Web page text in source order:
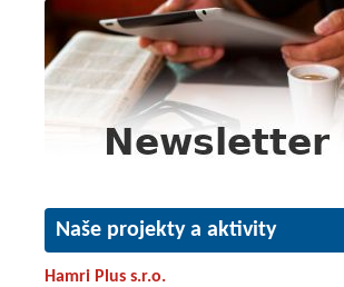
Naše projekty a aktivity
Hamri Plus s.r.o.